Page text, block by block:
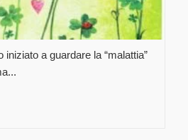
iniziato a guardare la “malattia”